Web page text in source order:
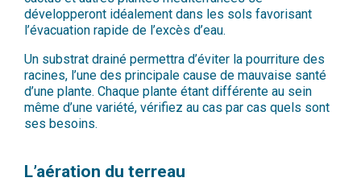
développeront idéalement dans les sols favorisant
l’évacuation rapide de l’excès d’eau.
Un substrat drainé permettra d’éviter la pourriture des
racines, l’une des principale cause de mauvaise santé
d’une plante. Chaque plante étant différente au sein
même d’une variété, vérifiez au cas par cas quels sont
ses besoins.
L’aération du terreau